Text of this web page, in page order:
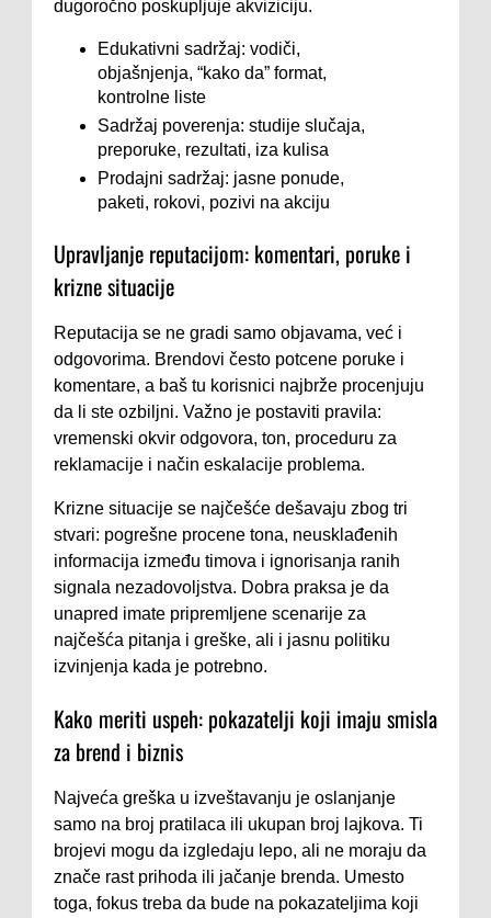
dugoročno poskupljuje akviziciju.
Edukativni sadržaj: vodiči,
objašnjenja, “kako da” format,
kontrolne liste
Sadržaj poverenja: studije slučaja,
preporuke, rezultati, iza kulisa
Prodajni sadržaj: jasne ponude,
paketi, rokovi, pozivi na akciju
Upravljanje reputacijom: komentari, poruke i
krizne situacije
Reputacija se ne gradi samo objavama, već i
odgovorima. Brendovi često potcene poruke i
komentare, a baš tu korisnici najbrže procenjuju
da li ste ozbiljni. Važno je postaviti pravila:
vremenski okvir odgovora, ton, proceduru za
reklamacije i način eskalacije problema.
Krizne situacije se najčešće dešavaju zbog tri
stvari: pogrešne procene tona, neusklađenih
informacija između timova i ignorisanja ranih
signala nezadovoljstva. Dobra praksa je da
unapred imate pripremljene scenarije za
najčešća pitanja i greške, ali i jasnu politiku
izvinjenja kada je potrebno.
Kako meriti uspeh: pokazatelji koji imaju smisla
za brend i biznis
Najveća greška u izveštavanju je oslanjanje
samo na broj pratilaca ili ukupan broj lajkova. Ti
brojevi mogu da izgledaju lepo, ali ne moraju da
znače rast prihoda ili jačanje brenda. Umesto
toga, fokus treba da bude na pokazateljima koji